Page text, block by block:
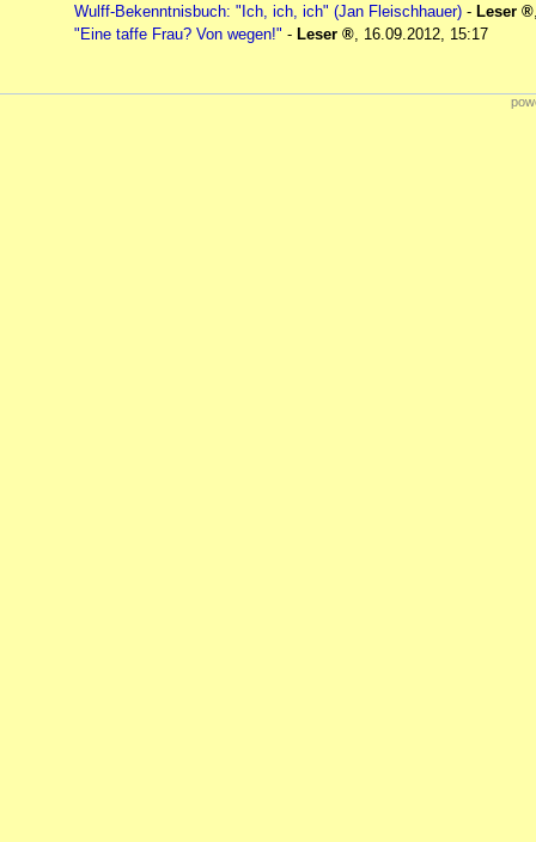
Wulff-Bekenntnisbuch: "Ich, ich, ich" (Jan Fleischhauer) - Leser
"Eine taffe Frau? Von wegen!" - Leser , 16.09.2012, 15:17